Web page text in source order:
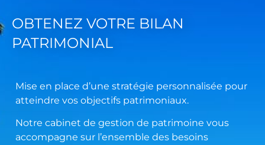
OBTENEZ VOTRE BILAN
PATRIMONIAL
Mise en place d’une stratégie personnalisée pour
atteindre vos objectifs patrimoniaux.
Notre cabinet de gestion de patrimoine vous
accompagne sur l’ensemble des besoins